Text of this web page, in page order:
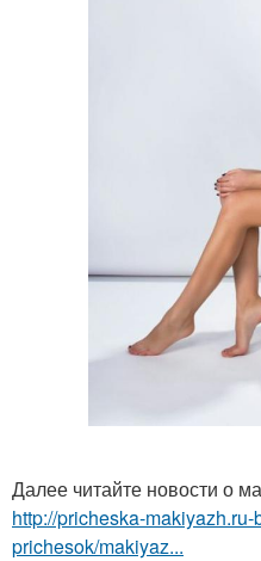
Далее читайте новости о
http://pricheska-
prichesok/makiyaz...